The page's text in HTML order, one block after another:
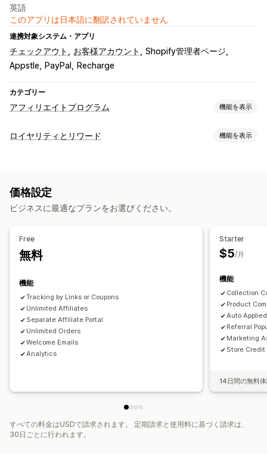
英語
このアプリは日本語に翻訳されていません
連携対象システム・アプリ
チェックアウト お客様アカウント
Shopify管理者ページ
Appstle
PayPal Recharge
カテゴリー
アフィリエイトプログラム 機能を表示
コミッションオプション
流入管理
一括リンク生成
メール追跡
商品追跡
アフィリエイト機能
カスタムダッシュボード
ブランド化されたポータル
カスタムリンクとカスタムディスカウント
カスタムドメイン
カスタムフォーム
税フォーム
スケジュール式の入金
ロイヤリティとリワード 機能を表示
提供可能なリワード
価格設定
ビジネスに最適なプランをお選びください。
Free
無料
機能
Tracking by Links or Coupons
Unlimited Affiliates
Separate Affiliate Portal
Unlimited Orders
Welcome Emails
Analytics
Starter
$5/月
機能
Collection
Product
Auto
Referral
Marketing
Store Credit
14日間の無料
すべての料金はUSDで請求されます。 定期請求と使用料に基づく請求は、
30日ごとに行われます。